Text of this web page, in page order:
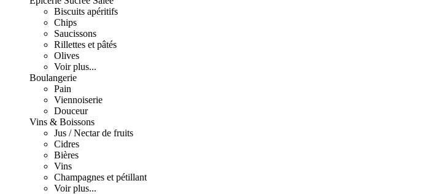
Biscuits apéritifs
Chips
Saucissons
Rillettes et pâtés
Olives
Voir plus...
Boulangerie
Pain
Viennoiserie
Douceur
Vins & Boissons
Jus / Nectar de fruits
Cidres
Bières
Vins
Champagnes et pétillant
Voir plus...